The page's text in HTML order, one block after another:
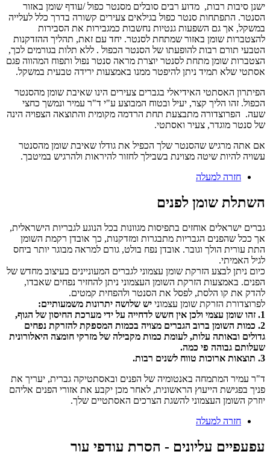
ישנן סיבות רבות, מדוע רבים סובלים מסנטר כפול /עודף שומן באזור
הסנטר. התפתחות סנטר כפול בגילאים צעירים קשורה בדרך כלל לעלייה
במשקל, אך גם השפעות גנטיות נחשבות כמגבירות את הסבירות
להצטברות שומן באזור שמתחת לסנטר. יחד עם זאת, תהליך ההזדקנות
הטבעי תורם רבות להופעתו של הסנטר הכפול . ללא תלות בגורמים לכך,
הצטברות שומן מתחת לסנטר יוצרת מראה סנטר נפול ותפוח המהווה פגם
אסתטי שלא תמיד ניתן להיפטר ממנו באמצעות ירידה טבעית במשקל.
הפיתרון האסתטי האידיאלי בגברים צעירים הינו שאיבת שומן מהסנטר
הכפול. זהו הליך קצר, יעיל ובטוח המבוצע ע"י ד"ר עמיר ונמשך כחצי
שעה. הפרוצדורה מתבצעת תחת הרדמה מקומית והתוצאה הצפויה הינה
של סנטר מוגדר, צעיר ואסתטי.
אם אתה מרגיש שהסנטר שלך הכפיל את גודלו שאיבת שומן מהסנטר
עשויה להיות שיטה מצוינת בשבילך לחזור להיראות ולהרגיש במיטבך.
חזרה למעלה
השתלת שומן לפנים
גברים ישראלים אוחזים בתפיסות מגוונות בכל הנוגע לגבריות הישראלית,
אך ככל שהפנים הגבריות מתבגרות ומזדקנות, כך אובדן רקמת השומן
התת עורית הולך וגובר. אובדן נפח בולט, גורם למראה מבוגר יותר ביחס
לגיל האמיתי.
כיום ניתן לבצע הזרקת שומן עצמוני לגברים המעוניינים בעיצוב מחדש של
הפנים. באמצעות הזרקת השומן העצמוני ניתן להחזיר נפחים שאבדו,
להדק את קו הלסת, לפסל את הסנטר ולהפחית קמטים.
לפרוצדורת הזרקת שומן עצמוני יש שלושה יתרונות משמעותיים:
1. זהו שומן עצמי ולכן אין חשש לדחייה על ידי מערכת החיסון של הגוף,
2. כמות השומן ברוב הגברים מצויה בכמות המספקת להזרקת נפחים
גדולים ובאותה עלות, לעומת כמות מקבילה של מזרקי חומצה היאלורונית
שעלותם גבוהה פי כמה.
3. תוצאות ארוכות טווח לשנים רבות.
ד"ר עמיר המתמחה באנטומיה של הפנים ובאסתטיקה גברית, יעריך את
פניך בפגישת הייעוץ הראשונית, לאחר מכן יקבע את אזורי הפנים אליהם
יוזרק השומן העצמוני להשגת הצרכים האסתטיים שלך.
חזרה למעלה
עפעפיים עליונים - הסרת עודפי עור